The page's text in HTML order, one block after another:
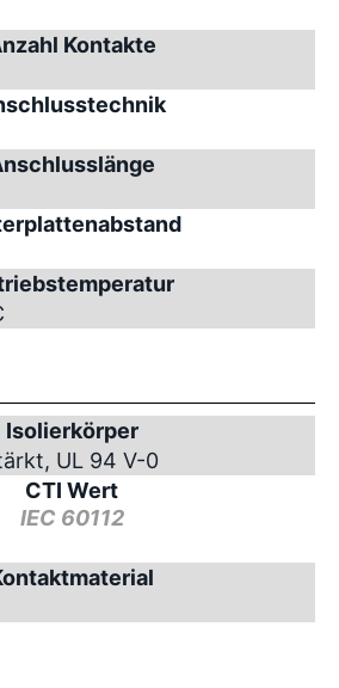
Kontakte
Isolierkörper
UL 94 V-0
CTI Wert
IEC 60112